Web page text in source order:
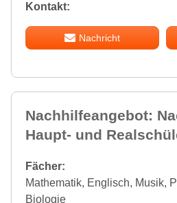
Kontakt:
Nachricht
Nachhilfeangebot:
Haupt- und
Fächer:
Mathematik, Englisch, Musik,
Biologie